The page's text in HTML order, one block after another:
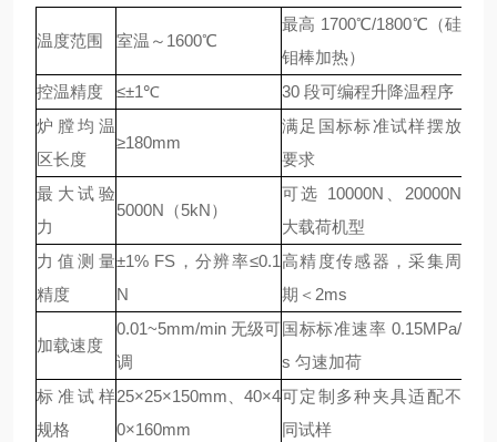
温度范围 室温～1600℃
最高 1700℃/1800℃（硅
钼棒加热）
控温精度
≤±1℃
30 段可编程升降温程序
炉膛均温
区长度
≥180mm
满足国标标准试样摆放
要求
最大试验
力
5000N（5kN）
可选 10000N、20000N
大载荷机型
力值测量
精度
±1% FS，分辨率≤0.1
N
高精度传感器，采集周
期＜2ms
加载速度
0.01~5mm/min 无级可
调
国标标准速率 0.15MPa/
s 匀速加荷
标准试样
规格
25×25×150mm、40×4
0×160mm
可定制多种夹具适配不
同试样